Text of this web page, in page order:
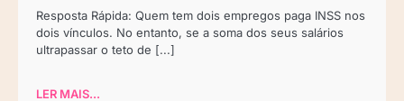
Resposta Rápida: Quem tem dois empregos paga INSS nos
dois vínculos. No entanto, se a soma dos seus salários
ultrapassar o teto de [...]
LER MAIS...